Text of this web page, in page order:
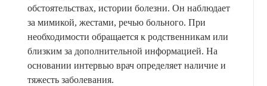
обстоятельствах, истории болезни. Он наблюдает
за мимикой, жестами, речью больного. При
необходимости обращается к родственникам или
близким за дополнительной информацией. На
основании интервью врач определяет наличие и
тяжесть заболевания.